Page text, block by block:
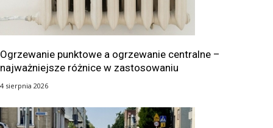
Ogrzewanie punktowe a ogrzewanie centralne –
najważniejsze różnice w zastosowaniu
4 sierpnia 2026